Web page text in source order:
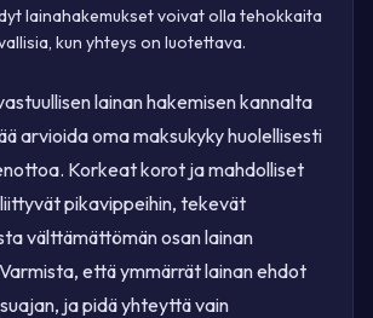
lainahakemukset voivat olla tehokkaita
kun yhteys on luotettava.
lainan hakemisen kannalta
arvioida oma maksukyky huolellisesti
Korkeat korot ja mahdolliset
pikavippeihin, tekevät
välttämättömän osan lainan
että ymmärrät lainan ehdot
ja pidä yhteyttä vain